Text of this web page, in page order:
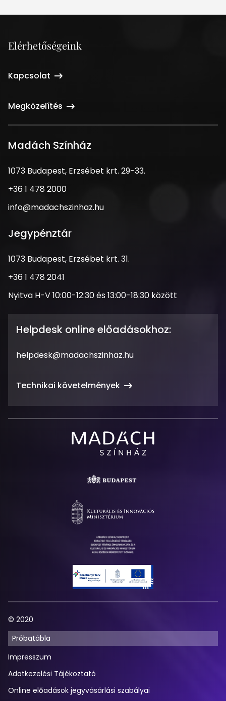
on
Elérhetőségeink
Kapcsolat
Megközelítés
Madách Színház
1073
Erzsébet
krt.
33.
1073 Budapest, Erzsébet krt. 29-33.
Telefonszám
+36 1 478 2000
Email
info@madachszinhaz.hu
Jegypénztár
Cím
1073 Budapest, Erzsébet krt. 31.
Telefonszám
+36 1 478 2041
Nyitva
Nyitva H-V 10:00-12:30 és 13:00-18:30 között
Helpdesk online előadásokhoz:
Email
helpdesk@madachszinhaz.hu
Technikai követelmények
Színház
© 2020
Próbatábla
Impresszum
Adatkezelési Tájékoztató
Online előadások jegyvásárlási szabályai